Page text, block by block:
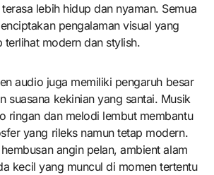
lebih hidup dan nyaman. Semua
pengalaman visual yang
terlihat modern dan stylish.
audio juga memiliki pengaruh besar
suasana kekinian yang santai. Musik
ringan dan melodi lembut membantu
yang rileks namun tetap modern.
angin pelan, ambient alam
kecil yang muncul di momen tertentu